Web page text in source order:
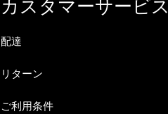
カスタマーサービス
配達
リターン
ご利用条件